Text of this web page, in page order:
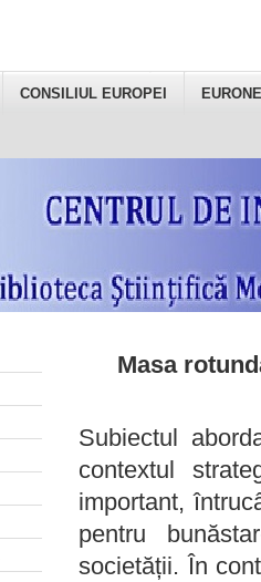
CONSILIUL EUROPEI
Masa
Subiectul
contextul
important,
pentru
societății. În